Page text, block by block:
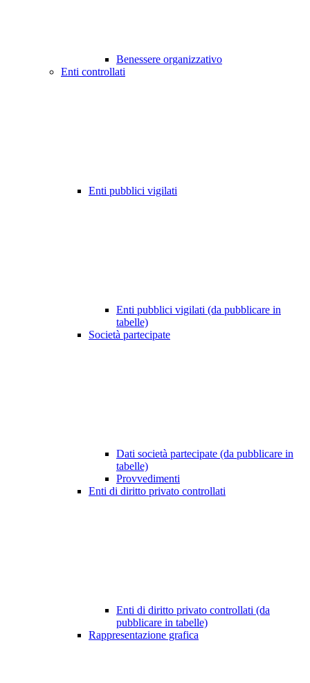
Benessere organizzativo
Enti controllati
Enti pubblici vigilati
Enti pubblici vigilati (da pubblicare in
tabelle)
Società partecipate
Dati società partecipate (da pubblicare in
tabelle)
Provvedimenti
Enti di diritto privato controllati
Enti di diritto privato controllati (da
pubblicare in tabelle)
Rappresentazione grafica